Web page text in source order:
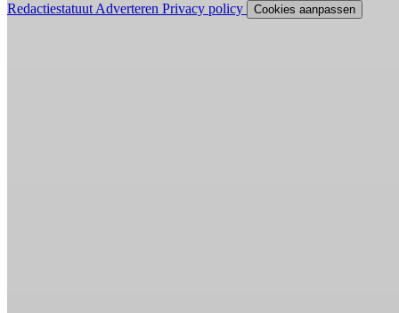
Redactiestatuut Adverteren Privacy policy Cookies aanpassen